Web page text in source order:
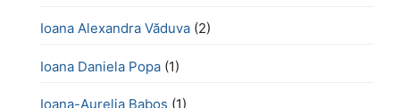
Ioana Alexandra Văduva (2)
Ioana Daniela Popa (1)
Ioana-Aurelia Baboș (1)